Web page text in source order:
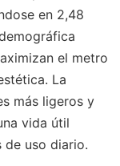
en 2,48
el metro
La
más ligeros y
vida útil
de uso diario.